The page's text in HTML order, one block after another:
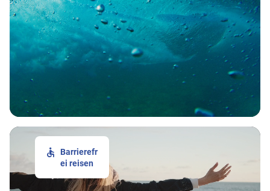
Barrierefr
ei reisen